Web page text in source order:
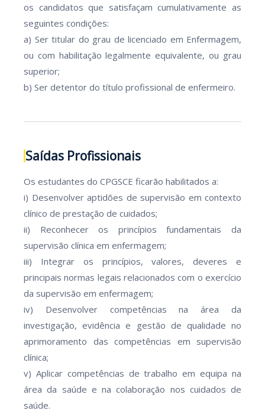
os candidatos que satisfaçam cumulativamente as
seguintes condições:
a) Ser titular do grau de licenciado em Enfermagem,
ou com habilitação legalmente equivalente, ou grau
superior;
b) Ser detentor do título profissional de enfermeiro.
Saídas Profissionais
Os estudantes do CPGSCE ficarão habilitados a:
i) Desenvolver aptidões de supervisão em contexto
clínico de prestação de cuidados;
ii) Reconhecer os princípios fundamentais da
supervisão clínica em enfermagem;
iii) Integrar os princípios, valores, deveres e
principais normas legais relacionados com o exercício
da supervisão em enfermagem;
iv) Desenvolver competências na área da
investigação, evidência e gestão de qualidade no
aprimoramento das competências em supervisão
clínica;
v) Aplicar competências de trabalho em equipa na
área da saúde e na colaboração nos cuidados de
saúde.